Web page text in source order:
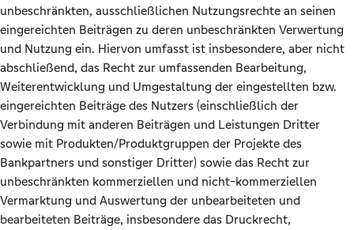
unbeschränkten, ausschließlichen Nutzungsrechte an seinen
eingereichten Beiträgen zu deren unbeschränkten Verwertung
und Nutzung ein. Hiervon umfasst ist insbesondere, aber nicht
abschließend, das Recht zur umfassenden Bearbeitung,
Weiterentwicklung und Umgestaltung der eingestellten bzw.
eingereichten Beiträge des Nutzers (einschließlich der
Verbindung mit anderen Beiträgen und Leistungen Dritter
sowie mit Produkten/Produktgruppen der Projekte des
Bankpartners und sonstiger Dritter) sowie das Recht zur
unbeschränkten kommerziellen und nicht-kommerziellen
Vermarktung und Auswertung der unbearbeiteten und
bearbeiteten Beiträge, insbesondere das Druckrecht,